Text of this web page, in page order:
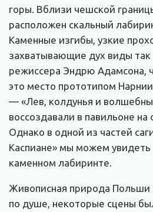
горы. Вблизи чешской
расположен скальный
Каменные изгибы, узкие
захватывающие дух виды так
режиссера Эндрю Адамсона,
это место прототипом
— «Лев, колдунья и
воссоздавали в павильоне
Однако в одной из частей
Каспиане» мы можем увидеть
каменном лабиринте.
Живописная природа Польши
по душе, некоторые сцены